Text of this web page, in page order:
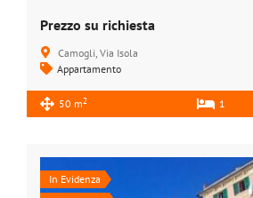
Prezzo su richiesta
Camogli, Via Isola
Appartamento
50 m2 1
In Evidenza